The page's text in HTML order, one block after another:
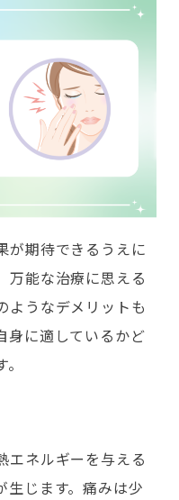
が期待できるうえに
万能な治療に思える
ようなデメリットも
身に適しているかど
エネルギーを与える
生じます。痛みは少